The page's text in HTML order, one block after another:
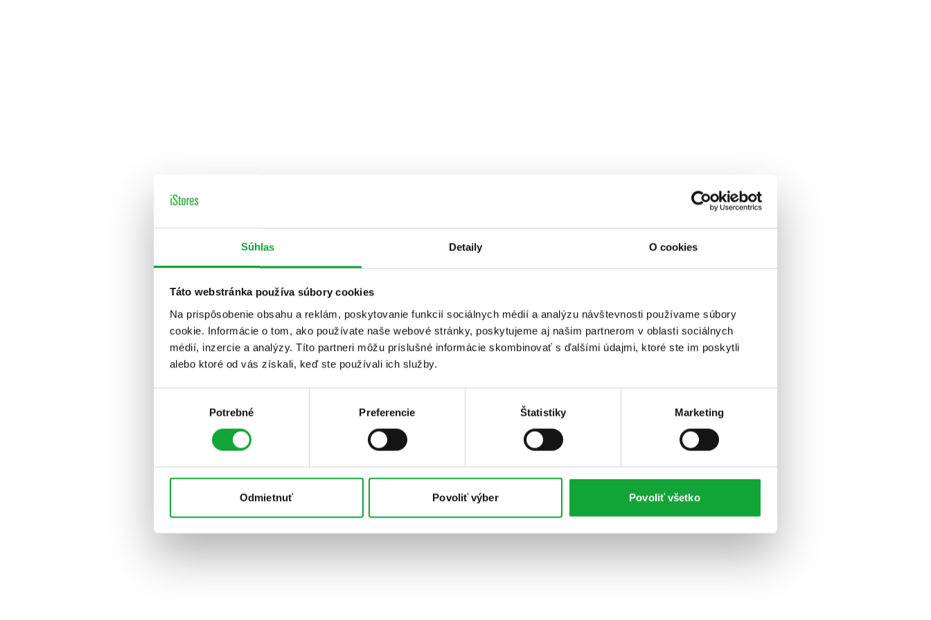
Súhlas Detaily O cookies
Táto webstránka používa súbory cookies
Na prispôsobenie obsahu a reklám, poskytovanie funkcií sociálnych médií a analýzu návštevnosti používame súbory
cookie. Informácie o tom, ako používate naše webové stránky, poskytujeme aj našim partnerom v oblasti sociálnych
médií, inzercie a analýzy. Títo partneri môžu príslušné informácie skombinovať s ďalšími údajmi, ktoré ste im poskytli
alebo ktoré od vás získali, keď ste používali ich služby.
Potrebné Preferencie Štatistiky Marketing
Odmietnuť Povoliť výber Povoliť všetko